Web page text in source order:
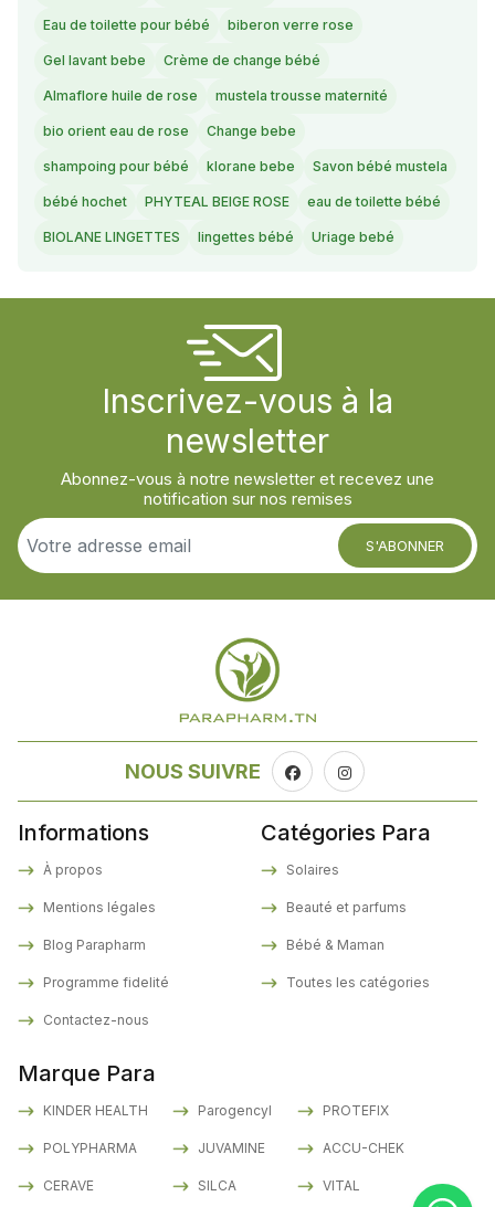
Eau de toilette pour bébé biberon verre rose
Gel lavant bebe Crème de change bébé
Almaflore huile de rose mustela trousse maternité
bio orient eau de rose Change bebe
shampoing pour bébé klorane bebe Savon bébé mustela
bébé hochet PHYTEAL BEIGE ROSE eau de toilette bébé
BIOLANE LINGETTES lingettes bébé Uriage bebé
Inscrivez-vous à la
newsletter
Abonnez-vous à notre newsletter et recevez une
notification sur nos remises
S'ABONNER
NOUS SUIVRE
Informations
À propos
Mentions légales
Blog Parapharm
Programme fidelité
Contactez-nous
Marque Para
KINDER HEALTH
POLYPHARMA
CERAVE
Parogencyl
JUVAMINE
SILCA
PROTEFIX
ACCU-CHEK
VITAL
Catégories Para
Solaires
Beauté et parfums
Bébé & Maman
Toutes les catégories